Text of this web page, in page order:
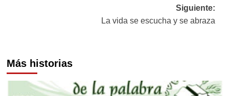
Siguiente:
La vida se escucha y se abraza
Más historias